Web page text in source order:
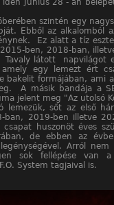
Június 28 - án
szintén egy
Ebből az alkalomból
Ez alatt a tíz
ben, 2018-ban,
Tavaly látott napvilágot
egy lemezt ért
bakelit formájában, ami
A másik bandája a
jelent meg "Az utolsó
sőt az első
ban, 2019-ben illetve
huszonöt éves
de ebben az
Arról nem
sok fellépése van a
System tagjaival is.